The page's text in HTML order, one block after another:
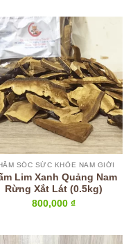
₫.
SÓC SỨC KHỎE NAM GIỚI
Lim Xanh Quảng Nam
Rừng Xắt Lát (0.5kg)
800,000 ₫